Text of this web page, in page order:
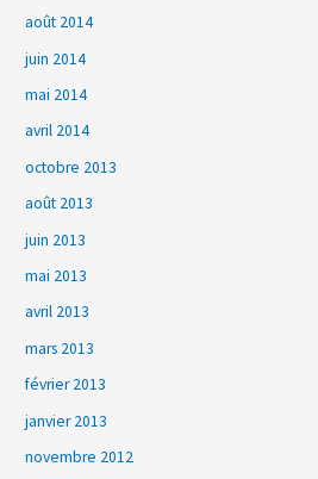
août 2014
juin 2014
mai 2014
avril 2014
octobre 2013
août 2013
juin 2013
mai 2013
avril 2013
mars 2013
février 2013
janvier 2013
novembre 2012